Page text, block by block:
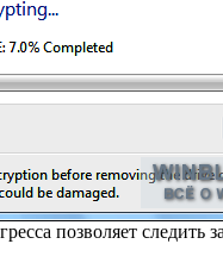
позволяет следить